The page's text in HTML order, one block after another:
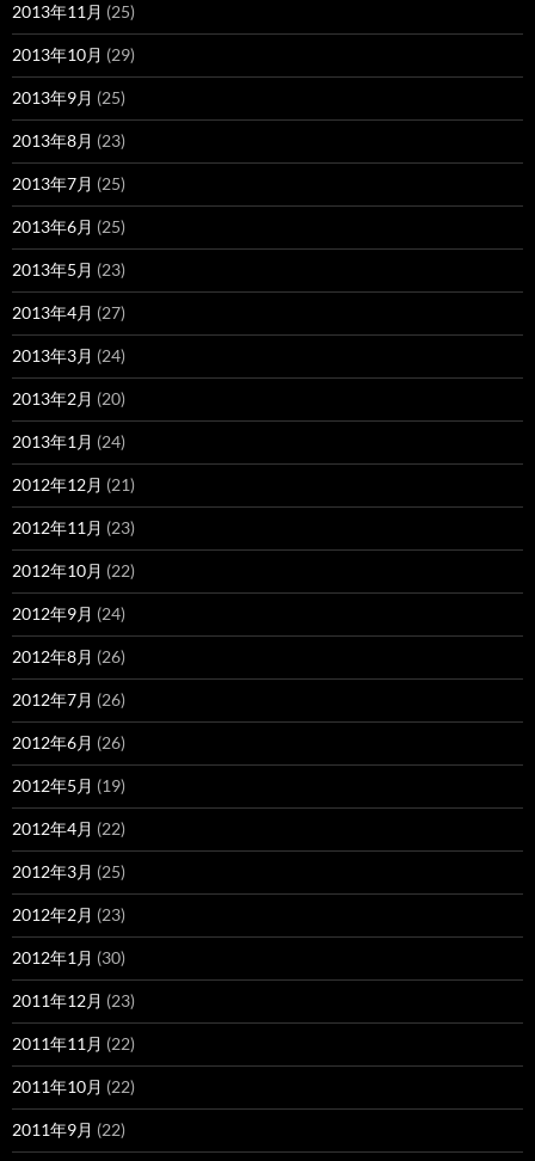
2013年11月 (25)
2013年10月 (29)
2013年9月 (25)
2013年8月 (23)
2013年7月 (25)
2013年6月 (25)
2013年5月 (23)
2013年4月 (27)
2013年3月 (24)
2013年2月 (20)
2013年1月 (24)
2012年12月 (21)
2012年11月 (23)
2012年10月 (22)
2012年9月 (24)
2012年8月 (26)
2012年7月 (26)
2012年6月 (26)
2012年5月 (19)
2012年4月 (22)
2012年3月 (25)
2012年2月 (23)
2012年1月 (30)
2011年12月 (23)
2011年11月 (22)
2011年10月 (22)
2011年9月 (22)